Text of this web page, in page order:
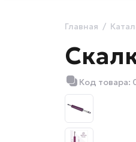
Главная
Код товара: